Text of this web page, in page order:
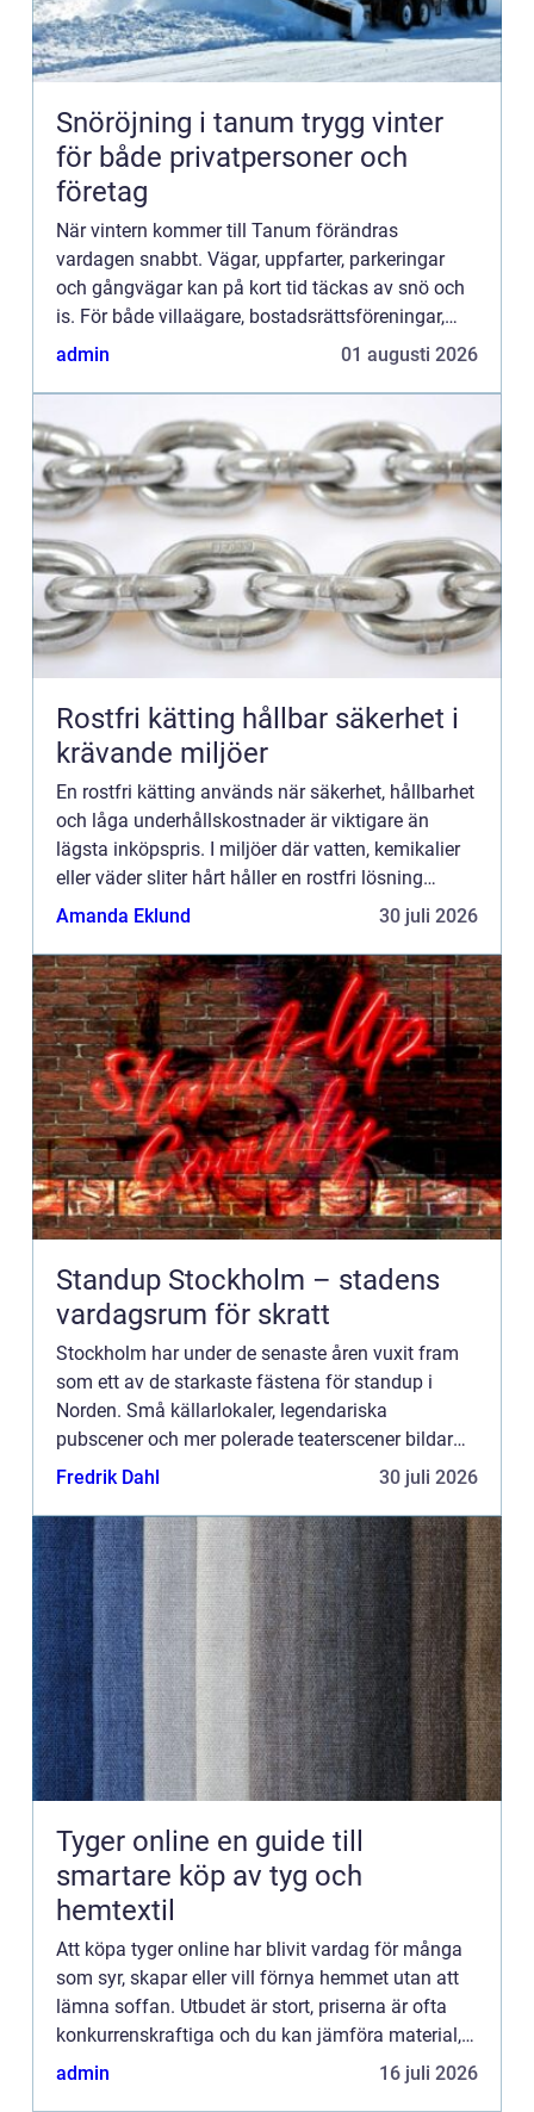
Snöröjning i tanum trygg vinter
för både privatpersoner och
företag
När vintern kommer till Tanum förändras
vardagen snabbt. Vägar, uppfarter, parkeringar
och gångvägar kan på kort tid täckas av snö och
is. För både villaägare, bostadsrättsföreningar,
företag och lantbruk handlar snöröjning inte bara
admin 01 augusti 2026
Rostfri kätting hållbar säkerhet i
krävande miljöer
En rostfri kätting används när säkerhet, hållbarhet
och låga underhållskostnader är viktigare än
lägsta inköpspris. I miljöer där vatten, kemikalier
eller väder sliter hårt håller en rostfri lösning
längre, fungerar mer pålitligt och minskar risken
Amanda Eklund 30 juli 2026
Standup Stockholm – stadens
vardagsrum för skratt
Stockholm har under de senaste åren vuxit fram
som ett av de starkaste fästena för standup i
Norden. Små källarlokaler, legendariska
pubscener och mer polerade teaterscener bildar
tillsammans en humorstad som pulserar varje...
Fredrik Dahl 30 juli 2026
Tyger online en guide till
smartare köp av tyg och
hemtextil
Att köpa tyger online har blivit vardag för många
som syr, skapar eller vill förnya hemmet utan att
lämna soffan. Utbudet är stort, priserna är ofta
konkurrenskraftiga och du kan jämföra material,
mönster och kvalitet i lugn och ro. Samtidigt kan
admin 16 juli 2026